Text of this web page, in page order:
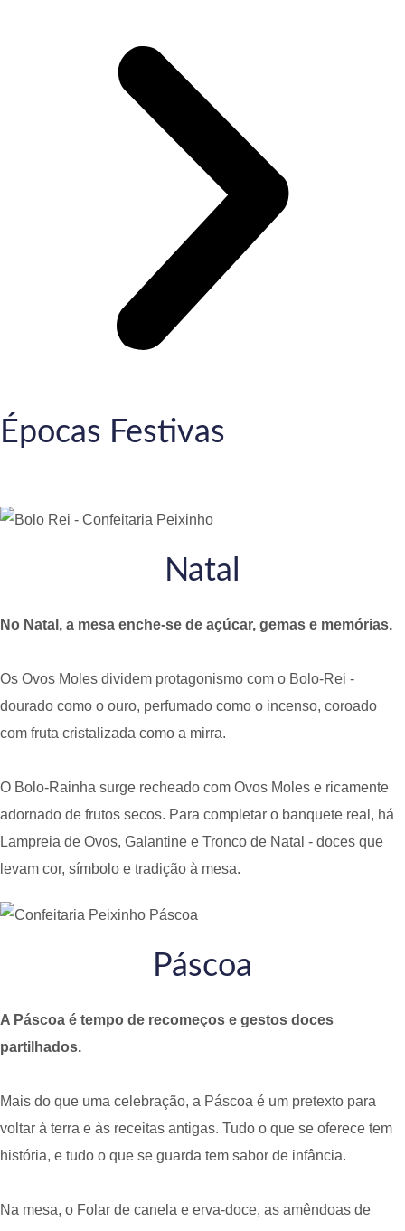
Épocas Festivas
Natal
No Natal, a mesa enche-se de açúcar, gemas e memórias.
Os Ovos Moles dividem protagonismo com o Bolo-Rei -
dourado como o ouro, perfumado como o incenso, coroado
com fruta cristalizada como a mirra.
O Bolo-Rainha surge recheado com Ovos Moles e ricamente
adornado de frutos secos. Para completar o banquete real, há
Lampreia de Ovos, Galantine e Tronco de Natal - doces que
levam cor, símbolo e tradição à mesa.
Páscoa
A Páscoa é tempo de recomeços e gestos doces
partilhados.
Mais do que uma celebração, a Páscoa é um pretexto para
voltar à terra e às receitas antigas. Tudo o que se oferece tem
história, e tudo o que se guarda tem sabor de infância.
Na mesa, o Folar de canela e erva-doce, as amêndoas de